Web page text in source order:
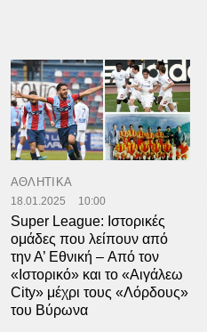
ΑΘΛΗΤΙΚΑ
18.01.2025 10:00
Super League: Ιστορικές
ομάδες που λείπουν από
την Α’ Εθνική – Από τον
«Ιστορικό» και το «Αιγάλεω
City» μέχρι τους «Λόρδους»
του Βύρωνα